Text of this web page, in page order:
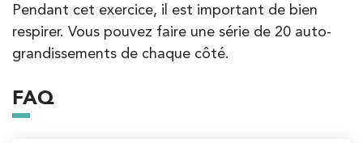
Pendant cet exercice, il est important de bien
respirer. Vous pouvez faire une série de 20 auto-
grandissements de chaque côté.
FAQ